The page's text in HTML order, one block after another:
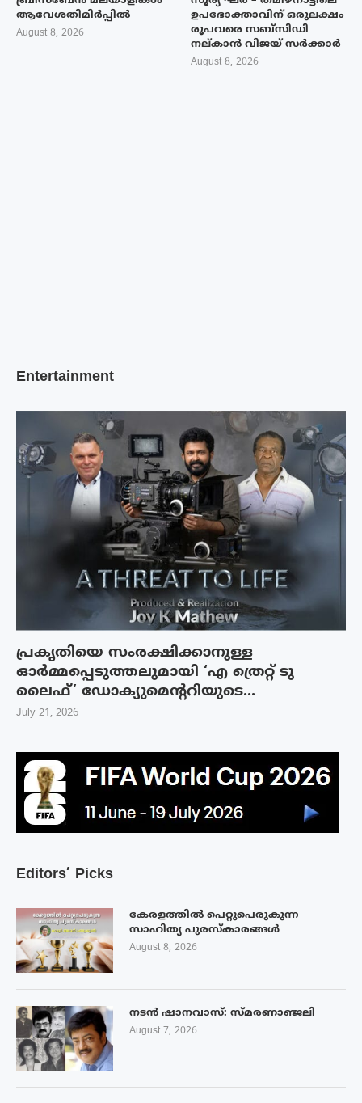
Editors’ Picks
കേരളത്തിൽ പെറ്റുപെരുകുന്ന
സാഹിത്യ പുരസ്‌കാരങ്ങൾ
August 8, 2026
നടൻ ഷാനവാസ്: സ്മരണാഞ്ജലി
August 7, 2026
ആവേശതിമിർപ്പിൽ
August 8, 2026
ഉപഭോക്താവിന് ഒരുലക്ഷം
രൂപവരെ സബ്സിഡി
നല്കാൻ വിജയ് സർക്കാർ
August 8, 2026
Entertainment
പ്രകൃതിയെ സംരക്ഷിക്കാനുള്ള
ഓർമ്മപ്പെടുത്തലുമായി ‘എ ത്രെറ്റ് ടു
ലൈഫ്’ ഡോക്യുമെന്ററിയുടെ...
July 21, 2026